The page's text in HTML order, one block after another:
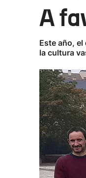
A
Este año,
la cultura